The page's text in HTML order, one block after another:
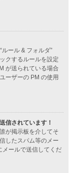
ルール & フォルダ”
クするルールを設定
が送られている場合
ーザーの PM の使用
信されています！
が掲示板を介してそ
したスパム等のメー
メールで送信してくだ